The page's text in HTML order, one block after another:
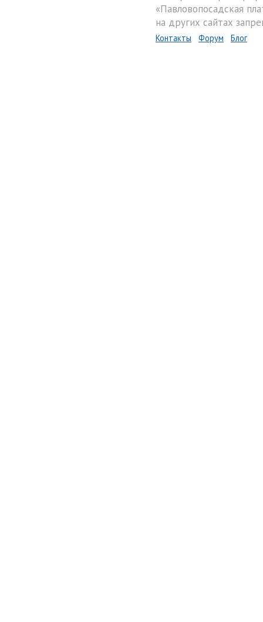
«Павловопосадская
на других сайтах
Контакты Форум Блог